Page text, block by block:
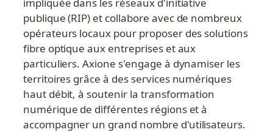
publique (RIP) et collabore avec de nombreux
opérateurs locaux pour proposer des solutions
fibre optique aux entreprises et aux
particuliers. Axione s'engage à dynamiser les
territoires grâce à des services numériques
haut débit, à soutenir la transformation
numérique de différentes régions et à
accompagner un grand nombre d'utilisateurs.